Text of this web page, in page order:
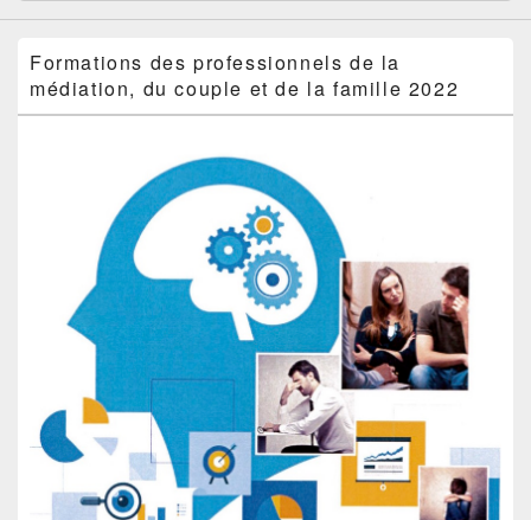
Formations des professionnels de la
médiation, du couple et de la famille 2022